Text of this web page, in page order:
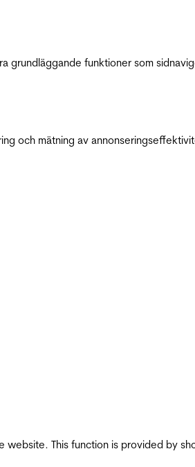
funktioner som
och mätning av
website. This function is provided by